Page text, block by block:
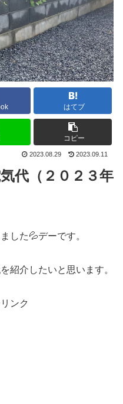
はてブ
コピー
2023.08.29 2023.09.11
代（２０２３年
した💦デーです。
紹介したいと思います。
ンク